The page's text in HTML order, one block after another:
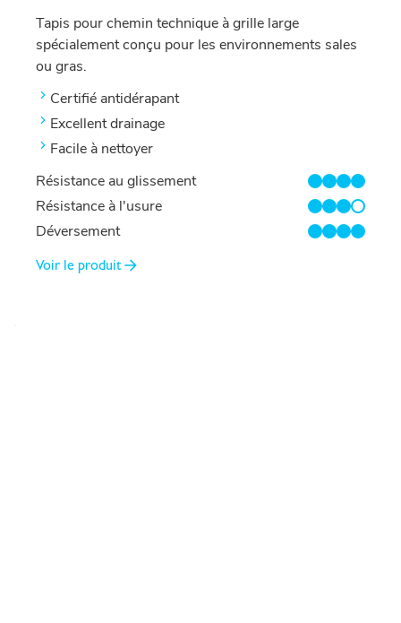
Tapis pour chemin technique à grille large
spécialement conçu pour les environnements sales
ou gras.
Certifié antidérapant
Excellent drainage
Facile à nettoyer
Résistance au glissement
4/4
Résistance à l'usure
3/4
Déversement
4/4
Voir le produit